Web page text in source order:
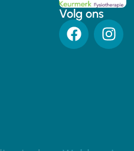
Volg ons